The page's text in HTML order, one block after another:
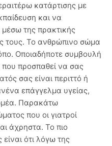
κατάρτισης με
και να
μέσω της πρακτικής
τους. Το ανθρώπινο σώμα
Οποιαδήποτε συμβουλή
προσπαθεί να σας
σας είναι περιττό ή
επάγγελμα υγείας,
Παρακάτω
που οι γιατροί
άχρηστα. Το πιο
ότι λόγω της